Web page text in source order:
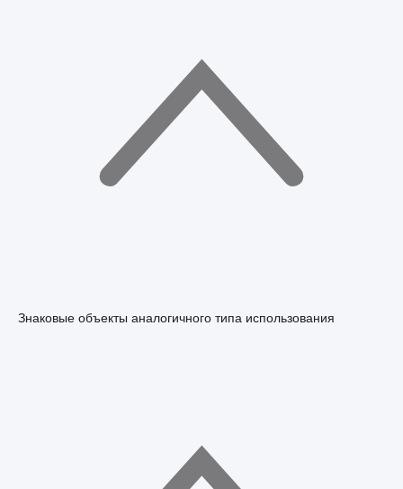
Знаковые объекты аналогичного типа использования